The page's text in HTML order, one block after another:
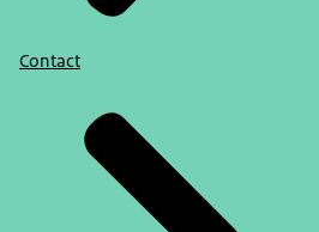
Contact